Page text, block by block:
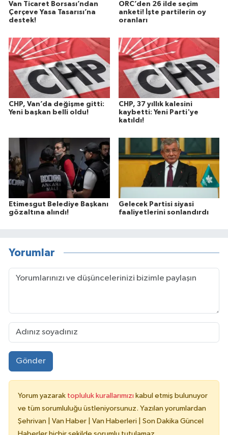
Van Ticaret Borsası’ndan
Çerçeve Yasa Tasarısı’na
destek!
ORC’den 26 ilde seçim
anketi! İşte partilerin oy
oranları
CHP, Van’da değişme gitti:
Yeni başkan belli oldu!
CHP, 37 yıllık kalesini
kaybetti: Yeni Parti'ye
katıldı!
Etimesgut Belediye Başkanı
gözaltına alındı!
Gelecek Partisi siyasi
faaliyetlerini sonlandırdı
Yorumlar
Gönder
Yorum yazarak topluluk kurallarımızı kabul etmiş bulunuyor
ve tüm sorumluluğu üstleniyorsunuz. Yazılan yorumlardan
Şehrivan | Van Haber | Van Haberleri | Son Dakika Güncel